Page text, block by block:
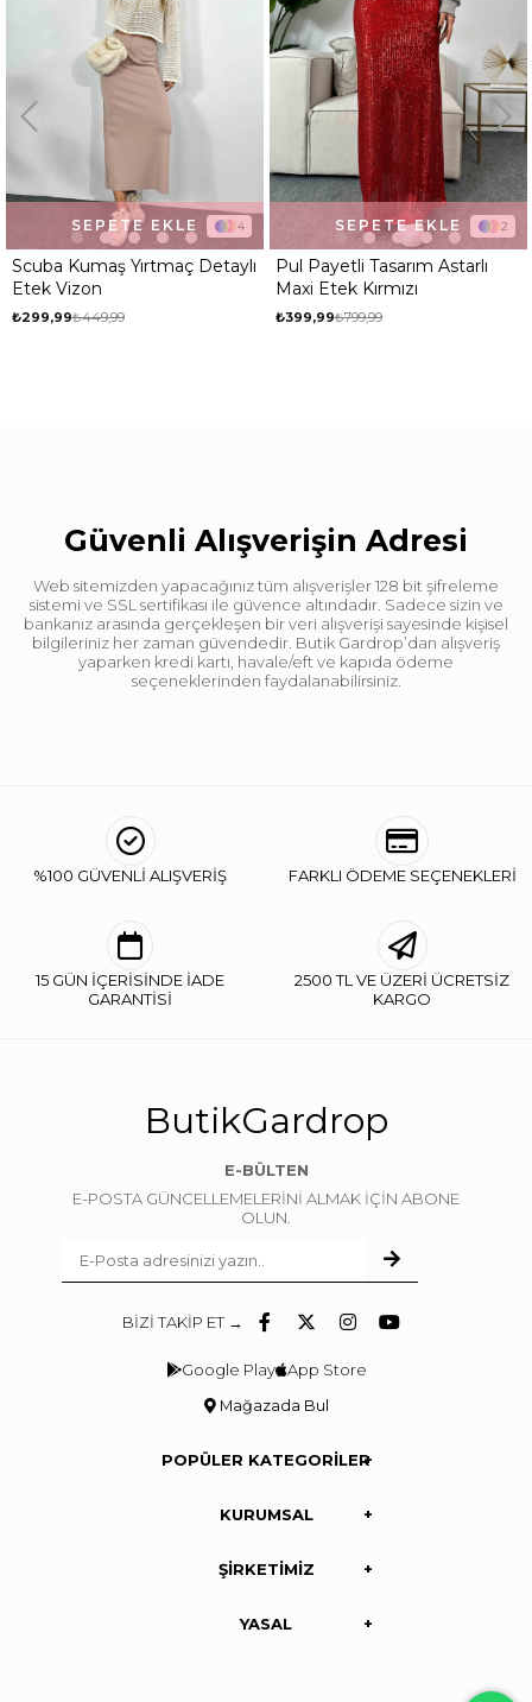
4
Scuba Kumaş Yırtmaç Detaylı
Etek Vizon
₺299,99₺449,99
SEPETE EKLE 2
Pul Payetli Tasarım Astarlı
Maxi Etek Kırmızı
₺399,99₺799,99
SEPETE EKLE
Güvenli Alışverişin Adresi
Web sitemizden yapacağınız tüm alışverişler 128 bit şifreleme
sistemi ve SSL sertifikası ile güvence altındadır. Sadece sizin ve
bankanız arasında gerçekleşen bir veri alışverişi sayesinde kişisel
bilgileriniz her zaman güvendedir. Butik Gardrop’dan alışveriş
yaparken kredi kartı, havale/eft ve kapıda ödeme
seçeneklerinden faydalanabilirsiniz.
%100 GÜVENLİ ALIŞVERİŞ FARKLI ÖDEME SEÇENEKLERİ
15 GÜN İÇERİSİNDE İADE
GARANTİSİ
2500 TL VE ÜZERİ ÜCRETSİZ
KARGO
ButikGardrop
E-BÜLTEN
E-POSTA GÜNCELLEMELERİNİ ALMAK İÇİN ABONE
OLUN.
BİZİ TAKİP ET →
Google Play App Store
Mağazada Bul
POPÜLER KATEGORİLER
KURUMSAL
ŞİRKETİMİZ
YASAL